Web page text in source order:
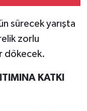
sürecek yarışta
zorlu
dökecek.
KATKI